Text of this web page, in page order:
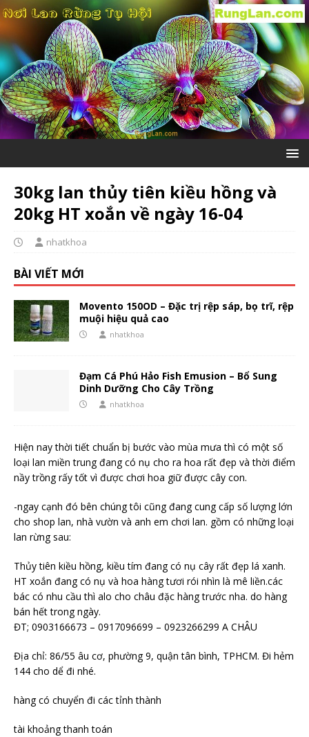
30kg lan thủy tiên kiều hồng và
20kg HT xoắn về ngày 16-04
nhatkhoa
BÀI VIẾT MỚI
Movento 150OD – Đặc trị rệp sáp, bọ trĩ, rệp
muội hiệu quả cao
nhatkhoa
Đạm Cá Phú Hảo Fish Emusion – Bổ Sung
Dinh Dưỡng Cho Cây Trồng
nhatkhoa
Hiện nay thời tiết chuẩn bị bước vào mùa mưa thì có một số
loại lan miền trung đang có nụ cho ra hoa rất đẹp và thời điểm
nầy trồng rấy tốt vì được chơi hoa giữ được cây con.
-ngay cạnh đó bên chúng tôi cũng đang cung cấp số lượng lớn
cho shop lan, nhà vườn và anh em chơi lan. gồm có những loại
lan rừng sau:
Thủy tiên kiều hồng, kiều tím đang có nụ cây rất đẹp lá xanh.
HT xoắn đang có nụ và hoa hàng tươi rói nhìn là mê liền.các
bác có nhu cầu thì alo cho châu đặc hàng trước nha. do hàng
bán hết trong ngày.
ĐT; 0903166673 – 0917096699 – 0923266299 A CHÂU
Địa chỉ: 86/55 âu cơ, phường 9, quận tân bình, TPHCM. Đi hẻm
144 cho dể đi nhé.
hàng có chuyển đi các tỉnh thành
tài khoảng thanh toán